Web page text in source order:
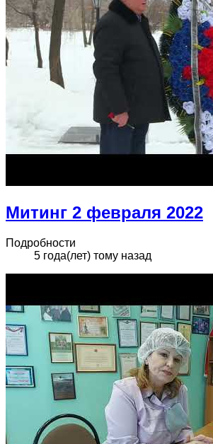
Митинг 2 февраля 2022
Подробности
5 года(лет) тому назад